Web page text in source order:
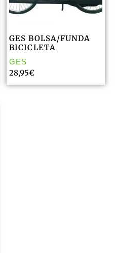
GES BOLSA/FUNDA
BICICLETA
GES
28,95€